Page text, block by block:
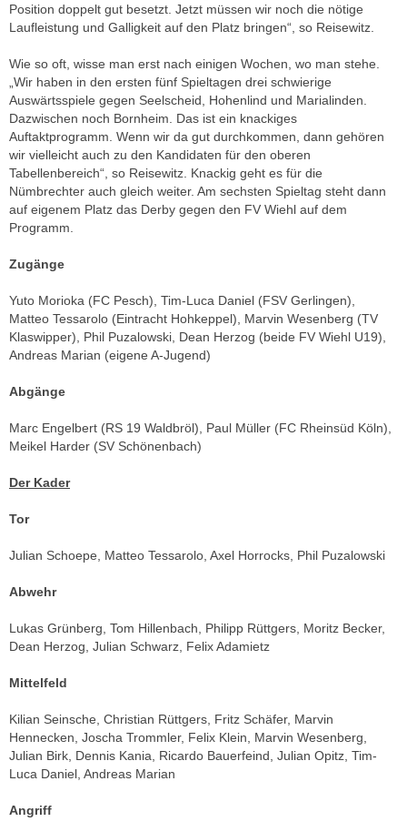
Position doppelt gut besetzt. Jetzt müssen wir noch die nötige
Laufleistung und Galligkeit auf den Platz bringen“, so Reisewitz.
Wie so oft, wisse man erst nach einigen Wochen, wo man stehe.
„Wir haben in den ersten fünf Spieltagen drei schwierige
Auswärtsspiele gegen Seelscheid, Hohenlind und Marialinden.
Dazwischen noch Bornheim. Das ist ein knackiges
Auftaktprogramm. Wenn wir da gut durchkommen, dann gehören
wir vielleicht auch zu den Kandidaten für den oberen
Tabellenbereich“, so Reisewitz. Knackig geht es für die
Nümbrechter auch gleich weiter. Am sechsten Spieltag steht dann
auf eigenem Platz das Derby gegen den FV Wiehl auf dem
Programm.
Zugänge
Yuto Morioka (FC Pesch), Tim-Luca Daniel (FSV Gerlingen),
Matteo Tessarolo (Eintracht Hohkeppel), Marvin Wesenberg (TV
Klaswipper), Phil Puzalowski, Dean Herzog (beide FV Wiehl U19),
Andreas Marian (eigene A-Jugend)
Abgänge
Marc Engelbert (RS 19 Waldbröl), Paul Müller (FC Rheinsüd Köln),
Meikel Harder (SV Schönenbach)
Der Kader
Tor
Julian Schoepe, Matteo Tessarolo, Axel Horrocks, Phil Puzalowski
Abwehr
Lukas Grünberg, Tom Hillenbach, Philipp Rüttgers, Moritz Becker,
Dean Herzog, Julian Schwarz, Felix Adamietz
Mittelfeld
Kilian Seinsche, Christian Rüttgers, Fritz Schäfer, Marvin
Hennecken, Joscha Trommler, Felix Klein, Marvin Wesenberg,
Julian Birk, Dennis Kania, Ricardo Bauerfeind, Julian Opitz, Tim-
Luca Daniel, Andreas Marian
Angriff